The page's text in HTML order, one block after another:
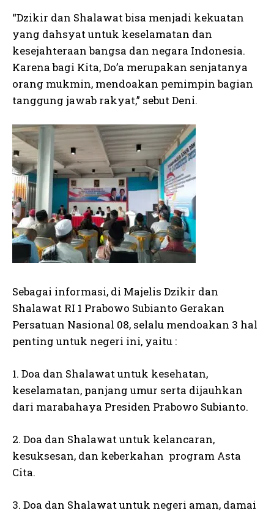
“Dzikir dan Shalawat bisa menjadi kekuatan
yang dahsyat untuk keselamatan dan
kesejahteraan bangsa dan negara Indonesia.
Karena bagi Kita, Do’a merupakan senjatanya
orang mukmin, mendoakan pemimpin bagian
tanggung jawab rakyat,” sebut Deni.
Sebagai informasi, di Majelis Dzikir dan
Shalawat RI 1 Prabowo Subianto Gerakan
Persatuan Nasional 08, selalu mendoakan 3 hal
penting untuk negeri ini, yaitu :
1. Doa dan Shalawat untuk kesehatan,
keselamatan, panjang umur serta dijauhkan
dari marabahaya Presiden Prabowo Subianto.
2. Doa dan Shalawat untuk kelancaran,
kesuksesan, dan keberkahan program Asta
Cita.
3. Doa dan Shalawat untuk negeri aman, damai